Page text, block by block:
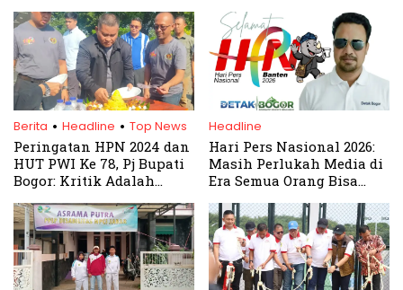
Berita . Headline . Top News
Peringatan HPN 2024 dan
HUT PWI Ke 78, Pj Bupati
Bogor: Kritik Adalah
Headline
Hari Pers Nasional 2026:
Masih Perlukah Media di
Era Semua Orang Bisa